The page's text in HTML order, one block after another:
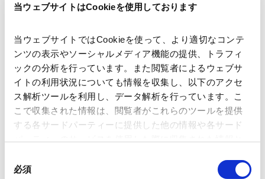
当ウェブサイトはCookieを使用しております
当ウェブサイトではCookieを使って、より適切なコンテ
ンツの表示やソーシャルメディア機能の提供、トラフィ
ックの分析を行っています。また閲覧者によるウェブサ
イトの利用状況についても情報を収集し、以下のアクセ
ス解析ツールを利用し、データ解析を行っています。こ
こで収集された情報は、閲覧者がこれらのツールを提供
する各サードパーティーに提供した他の情報や各サード
ことがあります。
必須
があります。さらに珍しいところでは、洋上で太陽光発